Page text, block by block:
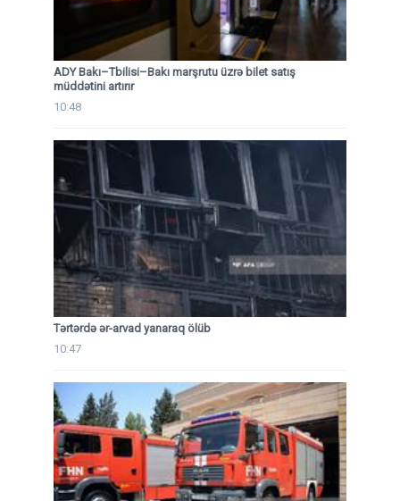
ADY Bakı–Tbilisi–Bakı marşrutu üzrə bilet satış
müddətini artırır
10:48
Tərtərdə ər-arvad yanaraq ölüb
10:47